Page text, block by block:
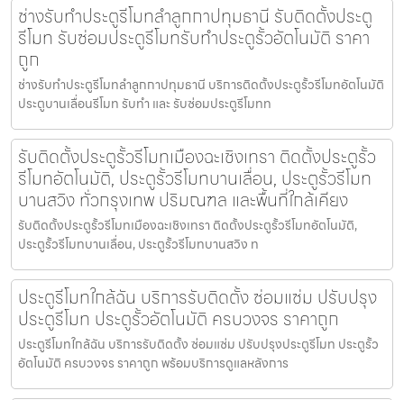
ช่างรับทำประตูรีโมทลำลูกกาปทุมธานี รับติดตั้งประตู
รีโมท รับซ่อมประตูรีโมทรับทำประตูรั้วอัตโนมัติ ราคา
ถูก
ช่างรับทำประตูรีโมทลำลูกกาปทุมธานี บริการติดตั้งประตูรั้วรีโมทอัตโนมัติ
ประตูบานเลื่อนรีโมท รับทำ และ รับซ่อมประตูรีโมทท
รับติดตั้งประตูรั้วรีโมทเมืองฉะเชิงเทรา ติดตั้งประตูรั้ว
รีโมทอัตโนมัติ, ประตูรั้วรีโมทบานเลื่อน, ประตูรั้วรีโมท
บานสวิง ทั่วกรุงเทพ ปริมณฑล และพื้นที่ใกล้เคียง
รับติดตั้งประตูรั้วรีโมทเมืองฉะเชิงเทรา ติดตั้งประตูรั้วรีโมทอัตโนมัติ,
ประตูรั้วรีโมทบานเลื่อน, ประตูรั้วรีโมทบานสวิง ท
ประตูรีโมทใกล้ฉัน บริการรับติดตั้ง ซ่อมแซ่ม ปรับปรุง
ประตูรีโมท ประตูรั้วอัตโนมัติ ครบวงจร ราคาถูก
ประตูรีโมทใกล้ฉัน บริการรับติดตั้ง ซ่อมแซ่ม ปรับปรุงประตูรีโมท ประตูรั้ว
อัตโนมัติ ครบวงจร ราคาถูก พร้อมบริการดูแลหลังการ